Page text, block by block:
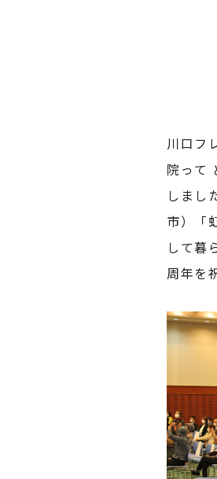
川口フ
院って
しまし
市）「
して暮
周年を